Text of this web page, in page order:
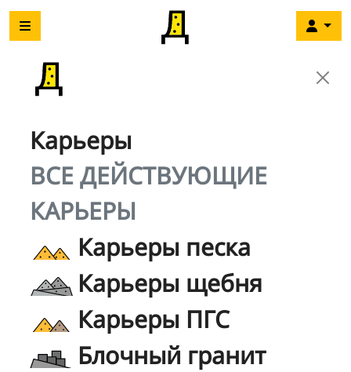
Карьеры
ВСЕ ДЕЙСТВУЮЩИЕ
КАРЬЕРЫ
Карьеры песка
Карьеры щебня
Карьеры ПГС
Блочный гранит